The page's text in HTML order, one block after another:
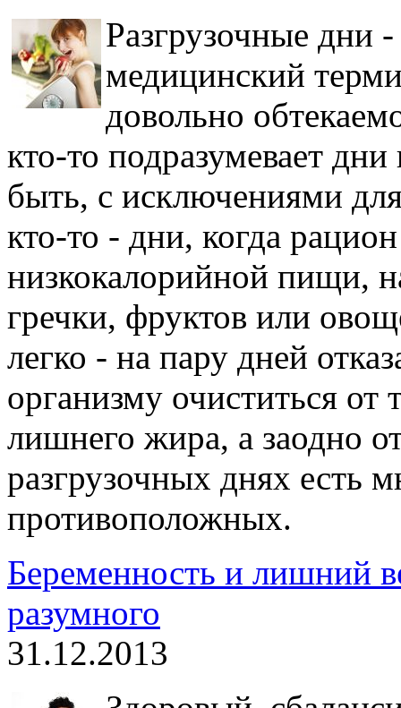
Разгрузочные дни
медицинский
довольно
кто-то подразумевает
быть, с исключениями
кто-то - дни, когда
низкокалорийной пищи,
гречки, фруктов или
легко - на пару дней
организму очиститься от
лишнего жира, а заодно
разгрузочных днях есть
противоположных.
Беременность и лишний
разумного
31.12.2013